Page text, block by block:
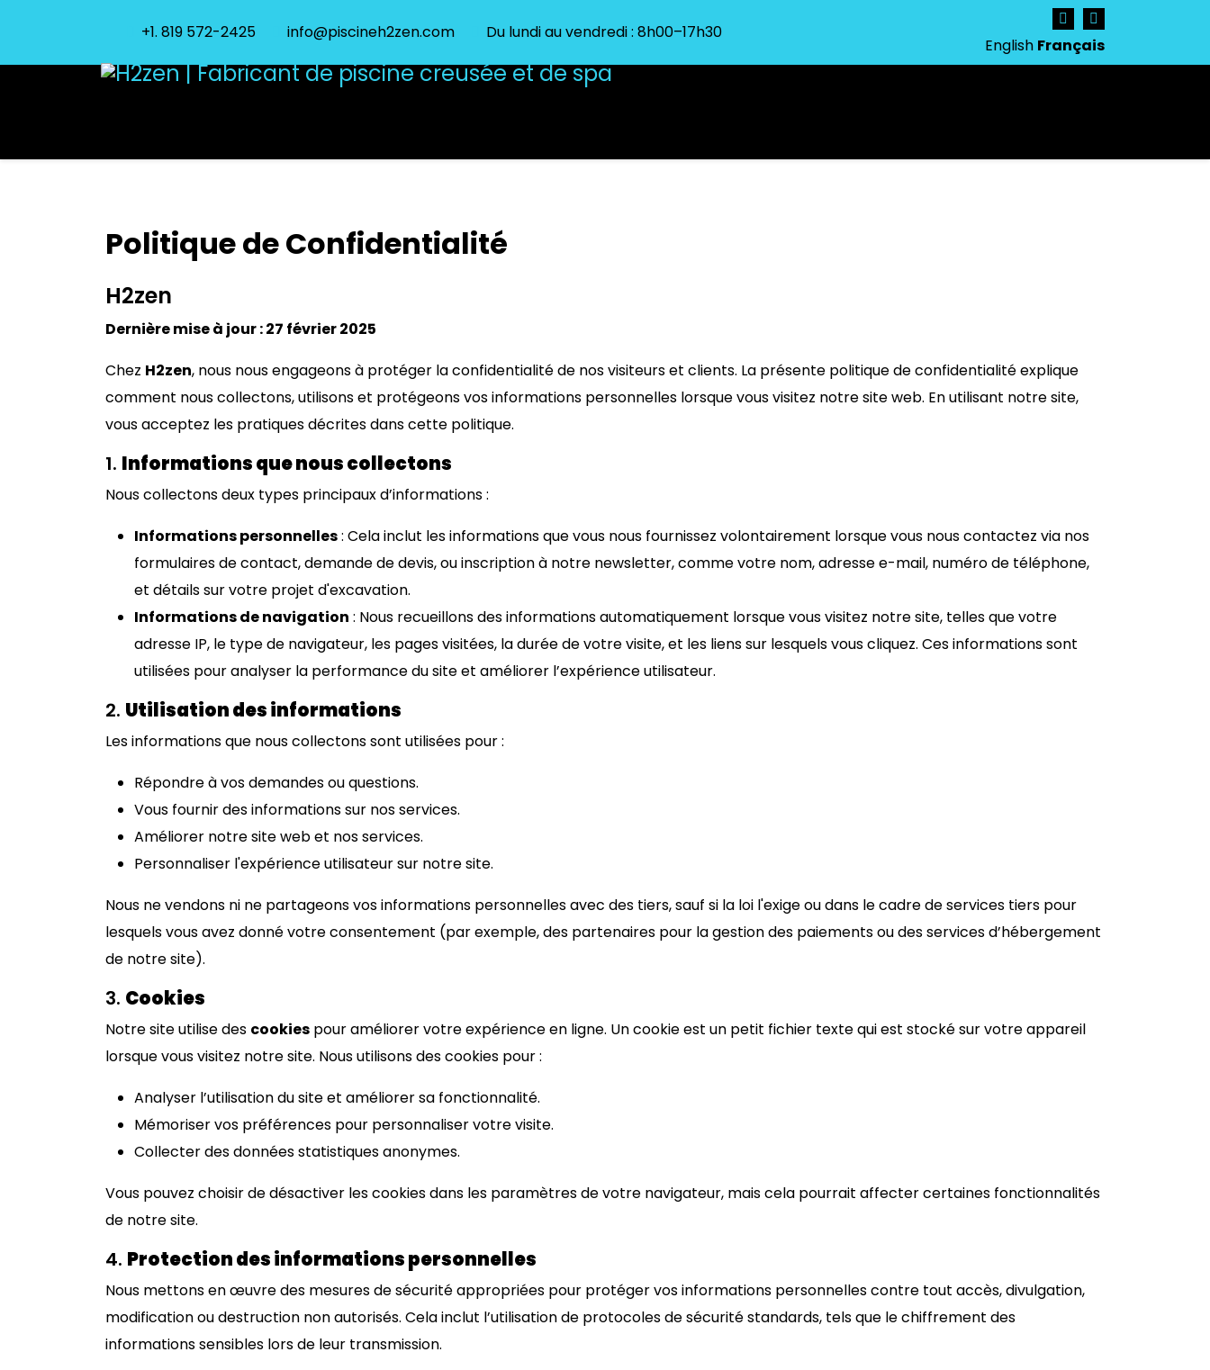
+1. 819 572-2425 info@piscineh2zen.com Du lundi au vendredi : 8h00–17h30
English Français
Politique de Confidentialité
H2zen
Dernière mise à jour : 27 février 2025
Chez H2zen, nous nous engageons à protéger la confidentialité de nos visiteurs et clients. La présente politique de confidentialité explique
comment nous collectons, utilisons et protégeons vos informations personnelles lorsque vous visitez notre site web. En utilisant notre site,
vous acceptez les pratiques décrites dans cette politique.
1. Informations que nous collectons
Nous collectons deux types principaux d’informations :
Informations personnelles: Cela inclut les informations que vous nous fournissez volontairement lorsque vous nous contactez via nos
formulaires de contact, demande de devis, ou inscription à notre newsletter, comme votre nom, adresse e-mail, numéro de téléphone,
et détails sur votre projet d'excavation.
Informations de navigation : Nous recueillons des informations automatiquement lorsque vous visitez notre site, telles que votre
adresse IP, le type de navigateur, les pages visitées, la durée de votre visite, et les liens sur lesquels vous cliquez. Ces informations sont
utilisées pour analyser la performance du site et améliorer l’expérience utilisateur.
2. Utilisation des informations
Les informations que nous collectons sont utilisées pour :
Répondre à vos demandes ou questions.
Vous fournir des informations sur nos services.
Améliorer notre site web et nos services.
Personnaliser l'expérience utilisateur sur notre site.
Nous ne vendons ni ne partageons vos informations personnelles avec des tiers, sauf si la loi l'exige ou dans le cadre de services tiers pour
lesquels vous avez donné votre consentement (par exemple, des partenaires pour la gestion des paiements ou des services d’hébergement
de notre site).
3. Cookies
Notre site utilise des cookies pour améliorer votre expérience en ligne. Un cookie est un petit fichier texte qui est stocké sur votre appareil
lorsque vous visitez notre site. Nous utilisons des cookies pour :
Analyser l’utilisation du site et améliorer sa fonctionnalité.
Mémoriser vos préférences pour personnaliser votre visite.
Collecter des données statistiques anonymes.
Vous pouvez choisir de désactiver les cookies dans les paramètres de votre navigateur, mais cela pourrait affecter certaines fonctionnalités
de notre site.
4. Protection des informations personnelles
Nous mettons en œuvre des mesures de sécurité appropriées pour protéger vos informations personnelles contre tout accès, divulgation,
modification ou destruction non autorisés. Cela inclut l’utilisation de protocoles de sécurité standards, tels que le chiffrement des
informations sensibles lors de leur transmission.